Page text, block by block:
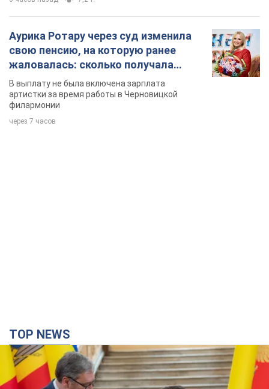
Аурика Ротару через суд изменила
свою пенсию, на которую ранее
жаловалась: сколько получала
певица
В выплату не была включена зарплата
артистки за время работы в Черновицкой
филармонии
через 7 часов
TOP NEWS